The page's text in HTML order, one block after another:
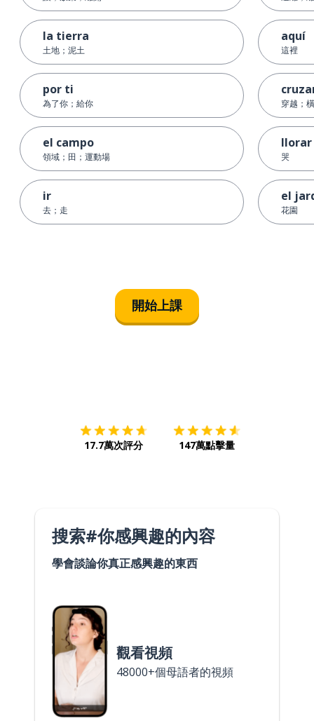
la tierra
土地；泥土
por ti
為了你；給你
el campo
領域；田；運動場
ir
去；走
aquí
這裡
穿越；
llorar
哭
el
花園
開始上課
17.7萬次評分 147萬點擊量
搜索#你感興趣的內容
學會談論你真正感興趣的東西
觀看視頻
48000+個母語者的視頻